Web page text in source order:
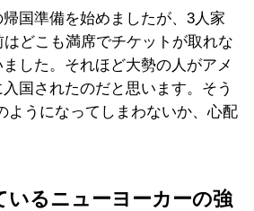
国準備を始めましたが、3人家
どこも満席でチケットが取れな
した。それほど大勢の人がアメ
国されたのだと思います。そう
ようになってしまわないか、心配
いるニューヨーカーの強